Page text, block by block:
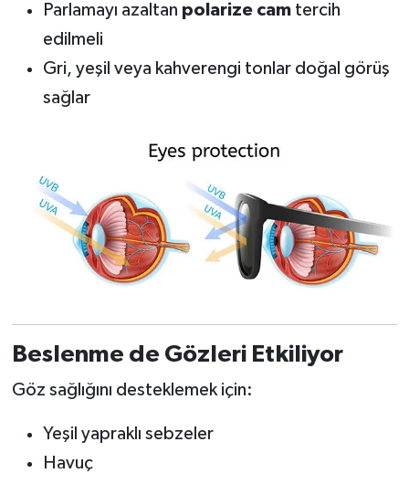
Parlamayı azaltan polarize camtercih
edilmeli
Gri, yeşil veya kahverengi tonlar doğal görüş
sağlar
Beslenme de Gözleri Etkiliyor
Göz sağlığını desteklemek için:
Yeşil yapraklı sebzeler
Havuç